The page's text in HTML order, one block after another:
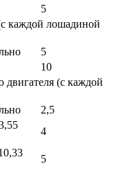
5
каждой лошадиной
5
10
(с каждой
2,5
4
5